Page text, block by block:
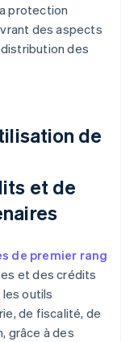
protection
des aspects
des
de
et de
de premier rang
et des crédits
outils
de fiscalité, de
grâce à des